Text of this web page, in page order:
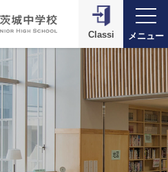
Classi メニュー